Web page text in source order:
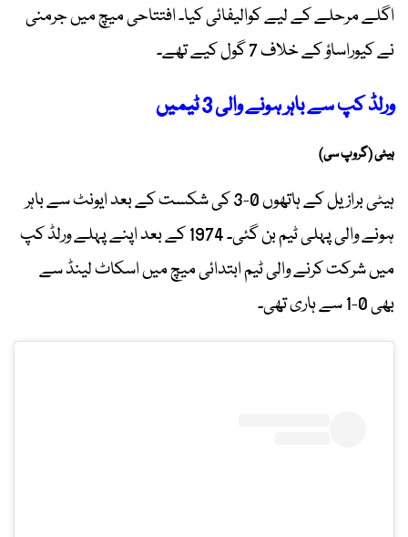
اگلے مرحلے کے لیے کوالیفائی کیا۔ افتتاحی میچ میں جرمنی
نے کیوراساؤ کے خلاف 7 گول کیے تھے۔
ورلڈ کپ سے باہر ہونے والی 3 ٹیمیں
ہیٹی (گروپ سی)
ہیٹی برازیل کے ہاتھوں 0-3 کی شکست کے بعد ایونٹ سے باہر
ہونے والی پہلی ٹیم بن گئی۔ 1974 کے بعد اپنے پہلے ورلڈ کپ
میں شرکت کرنے والی ٹیم ابتدائی میچ میں اسکاٹ لینڈ سے
بھی 0-1 سے ہاری تھی۔